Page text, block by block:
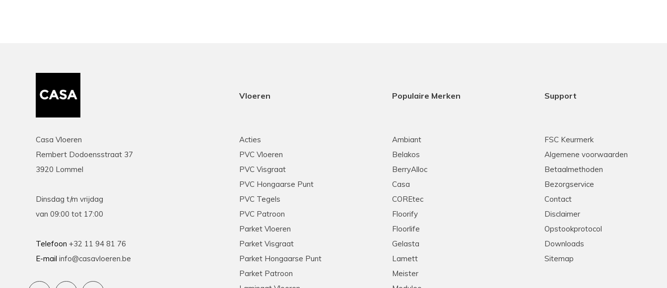
Casa Vloeren
Rembert Dodoensstraat 37
3920 Lommel
Dinsdag t/m vrijdag
van 09:00 tot 17:00
Telefoon +32 11 94 81 76
E-mail info@casavloeren.be
Vloeren
Acties
PVC Vloeren
PVC Visgraat
PVC Hongaarse Punt
PVC Tegels
PVC Patroon
Parket Vloeren
Parket Visgraat
Parket Hongaarse Punt
Parket Patroon
Populaire Merken
Ambiant
Belakos
BerryAlloc
Casa
COREtec
Floorify
Floorlife
Gelasta
Lamett
Meister
Support
FSC Keurmerk
Algemene voorwaarden
Betaalmethoden
Bezorgservice
Contact
Disclaimer
Opstookprotocol
Downloads
Sitemap